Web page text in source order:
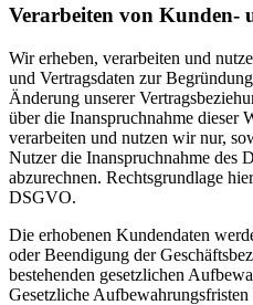
Verarbeiten von Kunden-
Wir erheben, verarbeiten und
und Vertragsdaten zur
Änderung unserer
über die Inanspruchnahme dieser
verarbeiten und nutzen wir nur,
Nutzer die Inanspruchnahme des
abzurechnen. Rechtsgrundlage
DSGVO.
Die erhobenen Kundendaten
oder Beendigung der
bestehenden gesetzlichen
Gesetzliche